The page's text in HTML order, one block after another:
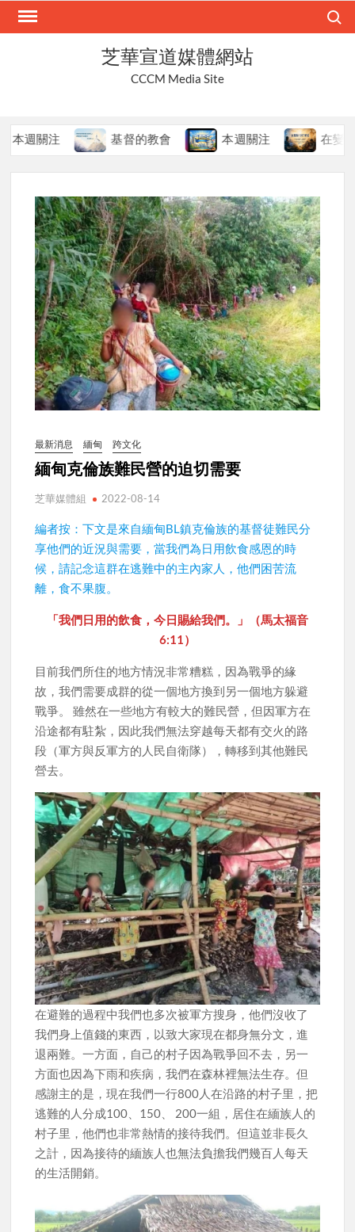
Skip
芝華宣道媒體網站
CCCM Media Site
注 基督的教會 本週關注 在變局中持守
最新消息 緬甸 跨文化
緬甸克倫族難民營的迫切需要
芝華媒體組 2022-08-14
編者按：下文是來自緬甸BL鎮克倫族的基督徒難民分
享他們的近況與需要，當我們為日用飲食感恩的時
候，請記念這群在逃難中的主內家人，他們困苦流
離，食不果腹。
「我們日用的飲食，今日賜給我們。」（馬太福音
6:11）
目前我們所住的地方情況非常糟糕，因為戰爭的緣
故，我們需要成群的從一個地方換到另一個地方躲避
戰爭。 雖然在一些地方有較大的難民營，但因軍方在
沿途都有駐紮，因此我們無法穿越每天都有交火的路
段（軍方與反軍方的人民自衛隊），轉移到其他難民
營去。
在避難的過程中我們也多次被軍方搜身，他們沒收了
我們身上值錢的東西，以致大家現在都身無分文，進
退兩難。一方面，自己的村子因為戰爭回不去，另一
方面也因為下雨和疾病，我們在森林裡無法生存。但
感謝主的是，現在我們一行800人在沿路的村子里，把
逃難的人分成100、150、 200一組，居住在緬族人的
村子里，他們也非常熱情的接待我們。但這並非長久
之計，因為接待的緬族人也無法負擔我們幾百人每天
的生活開銷。